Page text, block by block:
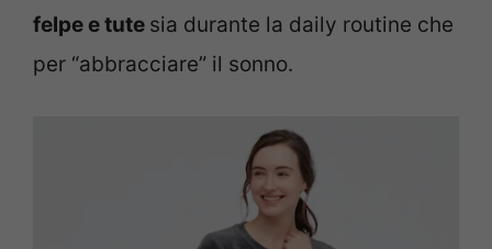
felpe e tute sia durante la daily routine che
per “abbracciare” il sonno.